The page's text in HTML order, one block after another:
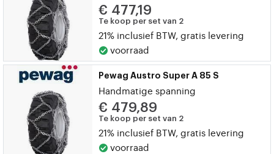
€ 477,19
Te koop per set van 2
21% inclusief BTW, gratis levering
voorraad
Pewag Austro Super A 85 S
Handmatige spanning
€ 479,89
Te koop per set van 2
21% inclusief BTW, gratis levering
voorraad